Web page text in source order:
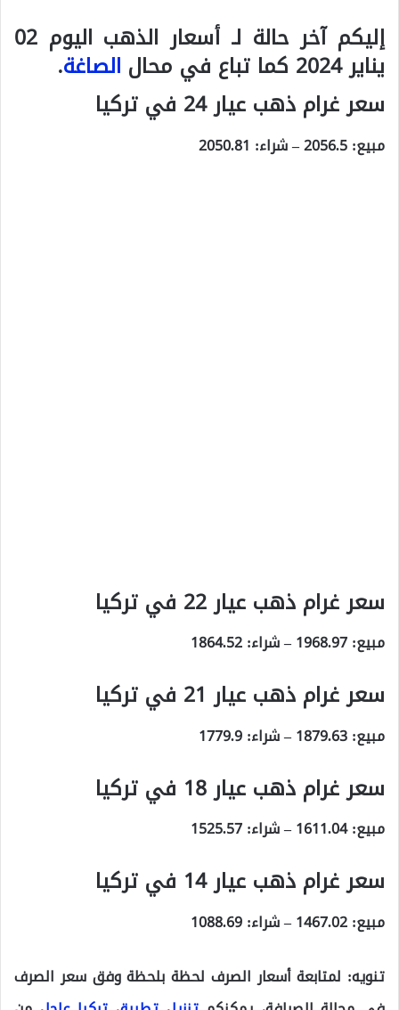
إليكم آخر حالة لـ أسعار الذهب اليوم 02
يناير 2024 كما تباع في محال الصاغة.
سعر غرام ذهب عيار 24 في تركيا
مبيع:2056.5– شراء: 2050.81
سعر غرام ذهب عيار 22 في تركيا
مبيع:1968.97– شراء:1864.52
سعر غرام ذهب عيار 21 في تركيا
مبيع:1879.63– شراء:1779.9
سعر غرام ذهب عيار 18 في تركيا
مبيع:1611.04– شراء:1525.57
سعر غرام ذهب عيار 14 في تركيا
مبيع:1467.02– شراء:1088.69
تنويه: لمتابعة أسعار الصرف لحظة بلحظة وفق سعر الصرف